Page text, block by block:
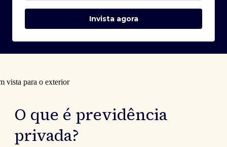
Invista agora
O que é previdência
privada?